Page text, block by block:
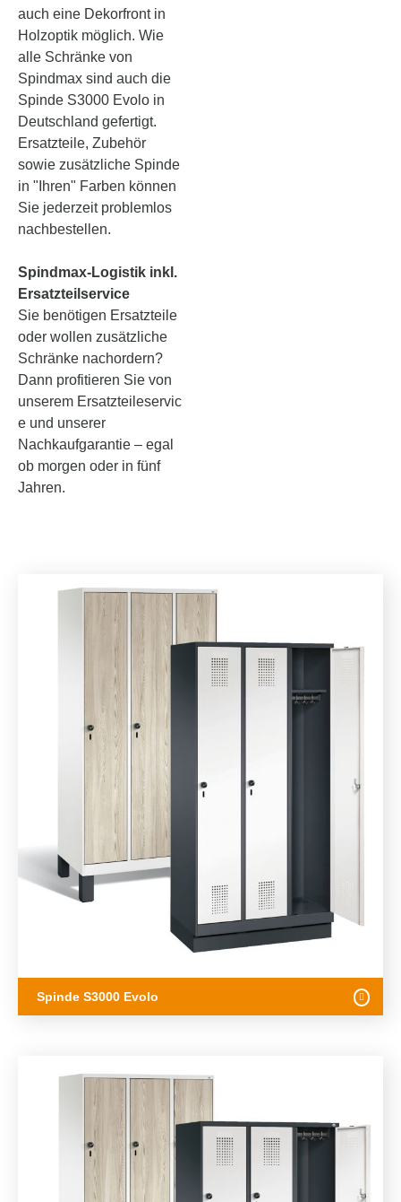
auch eine Dekorfront in
Holzoptik möglich. Wie
alle Schränke von
Spindmax sind auch die
Spinde S3000 Evolo in
Deutschland gefertigt.
Ersatzteile, Zubehör
sowie zusätzliche Spinde
in "Ihren" Farben können
Sie jederzeit problemlos
nachbestellen.
Spindmax-Logistik inkl.
Ersatzteilservice
Sie benötigen Ersatzteile
oder wollen zusätzliche
Schränke nachordern?
Dann profitieren Sie von
unserem Ersatzteileservic
e und unserer
Nachkaufgarantie – egal
ob morgen oder in fünf
Jahren.
Spinde S3000 Evolo